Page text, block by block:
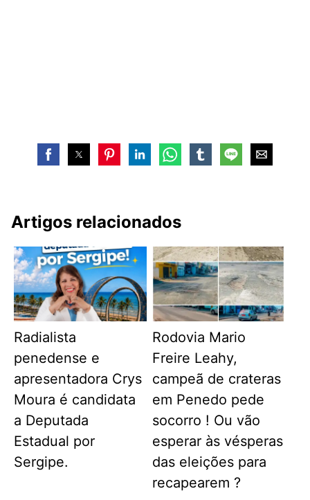
Artigos relacionados
Radialista
penedense e
apresentadora Crys
Moura é candidata
a Deputada
Estadual por
Sergipe.
Rodovia Mario
Freire Leahy,
campeã de crateras
em Penedo pede
socorro ! Ou vão
esperar às vésperas
das eleições para
recapearem ?